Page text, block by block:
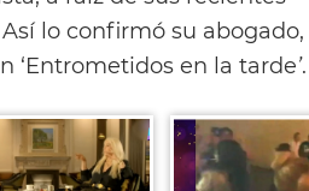
lo confirmó su abogado,
‘Entrometidos en la tarde’.